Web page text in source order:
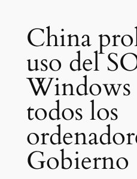
China
uso del
Windows
todos los
Gobierno